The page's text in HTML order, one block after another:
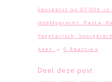
Geplaatst op 07:00h in
Hoofdgerecht , Pasta ,
Vegetarisch ,
Aken
0 Reactie's
Deel deze post